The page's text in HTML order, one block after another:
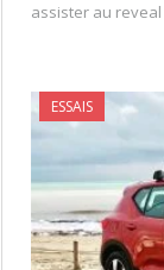
assister au
ESSAIS